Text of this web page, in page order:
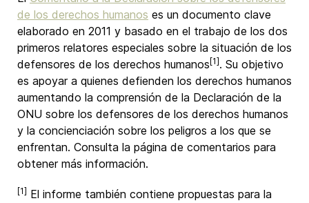
de los derechos humanos es un documento clave
elaborado en 2011 y basado en el trabajo de los dos
primeros relatores especiales sobre la situación de los
defensores de los derechos humanos [1] . Su objetivo
es apoyar a quienes defienden los derechos humanos
aumentando la comprensión de la Declaración de la
ONU sobre los defensores de los derechos humanos
y la concienciación sobre los peligros a los que se
enfrentan. Consulta la página de comentarios para
obtener más información.
[1] El informe también contiene propuestas para la